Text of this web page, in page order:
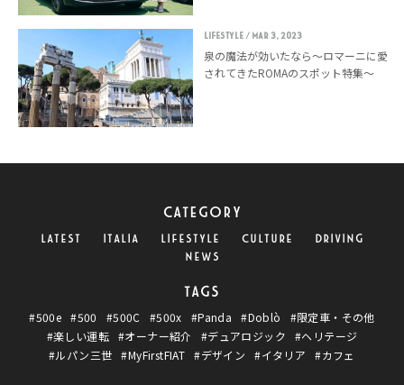
LIFESTYLE/ Mar 3, 2023
泉の魔法が効いたなら〜ロマーニに愛
されてきたROMAのスポット特集〜
CATEGORY
LATEST ITALIA LIFESTYLE CULTURE
DRIVING
NEWS
TAGS
#500e #500 #500C #500x #Panda #Doblò
#限定車・その他
#楽しい運転 #オーナー紹介 #デュアロジック
#ヘリテージ
#ルパン三世
#MyFirstFIAT #デザイン #イタリア #カフェ